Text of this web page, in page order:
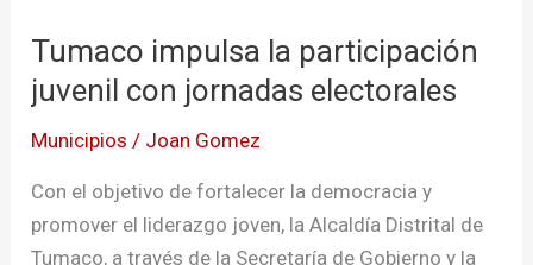
Tumaco impulsa la participación
juvenil con jornadas electorales
Municipios / Joan Gomez
Con el objetivo de fortalecer la democracia y
promover el liderazgo joven, la Alcaldía Distrital de
Tumaco, a través de la Secretaría de Gobierno y la
la
participación
juvenil
con
jornadas